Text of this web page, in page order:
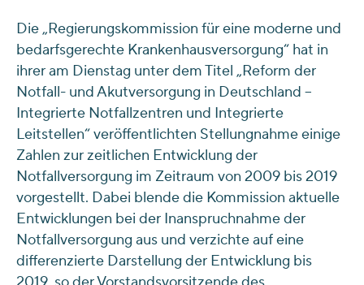
Die „Regierungskommission für eine moderne und
bedarfsgerechte Krankenhausversorgung“ hat in
ihrer am Dienstag unter dem Titel „Reform der
Notfall- und Akutversorgung in Deutschland –
Integrierte Notfallzentren und Integrierte
Leitstellen“ veröffentlichten Stellungnahme einige
Zahlen zur zeitlichen Entwicklung der
Notfallversorgung im Zeitraum von 2009 bis 2019
vorgestellt. Dabei blende die Kommission aktuelle
Entwicklungen bei der Inanspruchnahme der
Notfallversorgung aus und verzichte auf eine
differenzierte Darstellung der Entwicklung bis